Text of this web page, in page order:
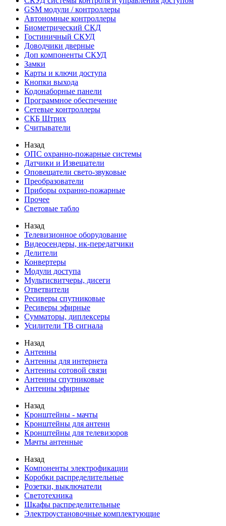
GSM модули / контроллеры
Автономные контроллеры
Биометрический СКД
Гостиничный СКУД
Доводчики дверные
Доп компоненты СКУД
Замки
Карты и ключи доступа
Кнопки выхода
Кодонаборные панели
Программное обеспечение
Сетевые контроллеры
СКБ Штрих
Считыватели
Назад
ОПС охранно-пожарные системы
Датчики и Извещатели
Оповещатели свето-звуковые
Преобразователи
Приборы охранно-пожарные
Прочее
Световые табло
Назад
Телевизионное оборудование
Видеосендеры, ик-передатчики
Делители
Конвертеры
Модули доступа
Мультисвитчеры, дисеги
Ответвители
Ресиверы спутниковые
Ресиверы эфирные
Сумматоры, диплексеры
Усилители ТВ сигнала
Назад
Антенны
Антенны для интернета
Антенны сотовой связи
Антенны спутниковые
Антенны эфирные
Назад
Кронштейны - мачты
Кронштейны для антенн
Кронштейны для телевизоров
Мачты антенные
Назад
Компоненты электрофикации
Коробки распределительные
Розетки, выключатели
Светотехника
Шкафы распределительные
Электроустановочные комплектующие